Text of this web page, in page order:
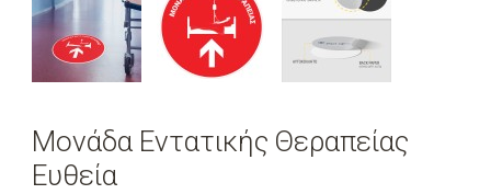
Μονάδα Εντατικής Θεραπείας
Ευθεία